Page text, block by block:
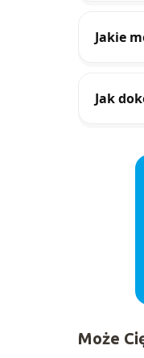
Jakie
Jak
Może